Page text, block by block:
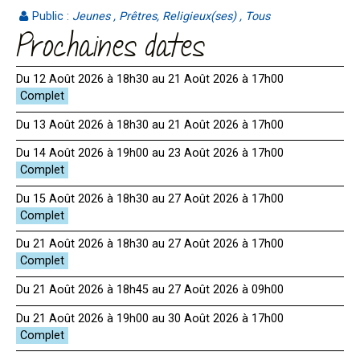
Public : Jeunes , Prêtres, Religieux(ses) , Tous
Prochaines dates
Du 12 Août 2026 à 18h30 au 21 Août 2026 à 17h00
Du 13 Août 2026 à 18h30 au 21 Août 2026 à 17h00
Du 14 Août 2026 à 19h00 au 23 Août 2026 à 17h00
Du 15 Août 2026 à 18h30 au 27 Août 2026 à 17h00
Du 21 Août 2026 à 18h30 au 27 Août 2026 à 17h00
Du 21 Août 2026 à 18h45 au 27 Août 2026 à 09h00
Du 21 Août 2026 à 19h00 au 30 Août 2026 à 17h00